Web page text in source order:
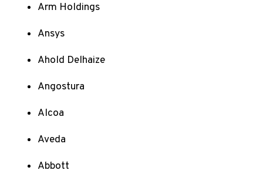
Arm Holdings
Ansys
Ahold Delhaize
Angostura
Alcoa
Aveda
Abbott